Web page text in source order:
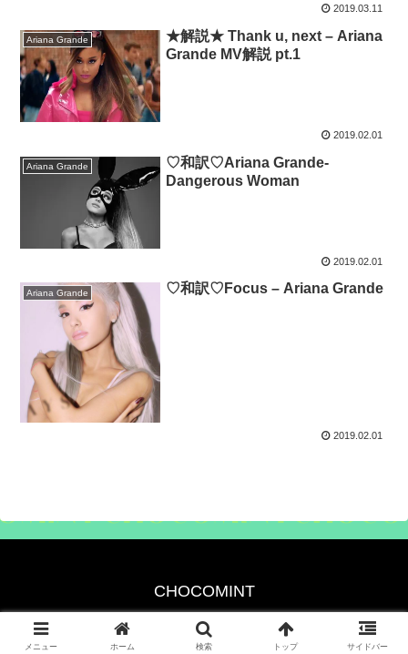
2019.03.11
Ariana Grande
★解説★ Thank u, next – Ariana
Grande MV解説 pt.1
2019.02.01
Ariana Grande
♡和訳♡Ariana Grande-
Dangerous Woman
2019.02.01
Ariana Grande ♡和訳♡Focus – Ariana Grande
2019.02.01
CHOCOMINT
メニュー ホーム 検索 トップ サイドバー